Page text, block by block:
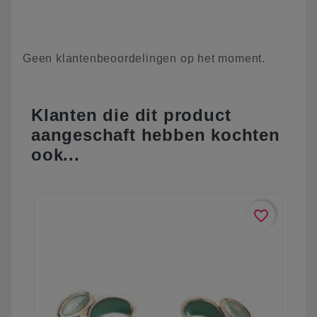
Geen klantenbeoordelingen op het moment.
Klanten die dit product
aangeschaft hebben kochten
ook...
favorite_border